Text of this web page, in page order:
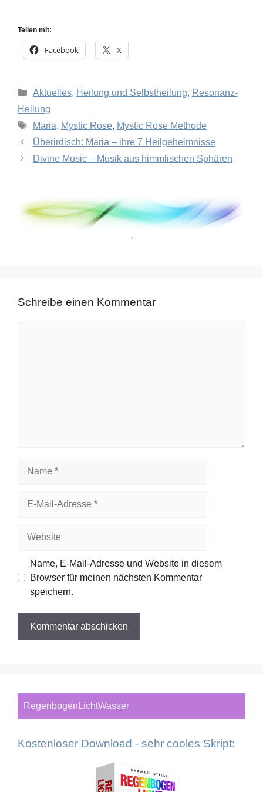
Teilen mit:
Facebook X
Kategorien
Aktuelles, Heilung und Selbstheilung, Resonanz-
Heilung
Schlagwörter
Maria, Mystic Rose, Mystic Rose Methode
Überirdisch: Maria – ihre 7 Heilgeheimnisse
Divine Music – Musik aus himmlischen Sphären
'
Schreibe einen Kommentar
Name, E-Mail-Adresse und Website in diesem
Browser für meinen nächsten Kommentar
speichern.
RegenbogenLichtWasser
Kostenloser Download - sehr cooles Skript: